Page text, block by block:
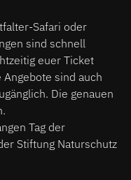
Safari oder
sind schnell
euer Ticket
sind auch
Die genauen
Tag der
Stiftung Naturschutz